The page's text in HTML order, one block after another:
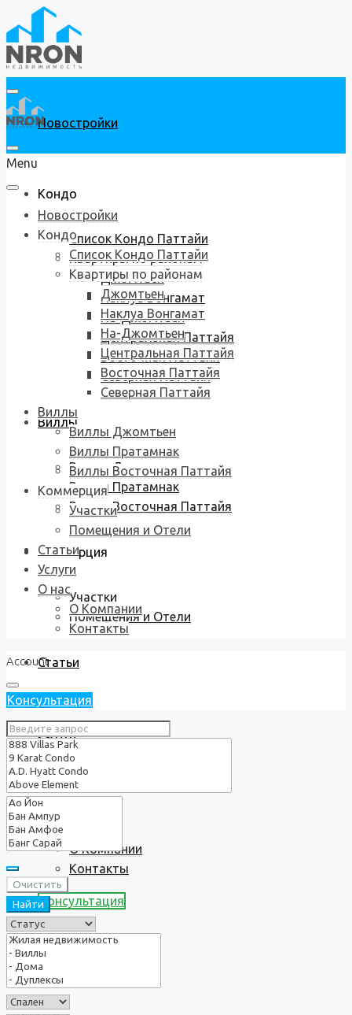
Новостройки
Кондо
Список Кондо Паттайи
Квартиры по районам
Джомтьен
Наклуа Вонгамат
На-Джомтьен
Центральная Паттайя
Восточная Паттайя
Северная Паттайя
Виллы
Виллы Джомтьен
Виллы Пратамнак
Виллы Восточная Паттайя
Коммерция
Участки
Помещения и Отели
Статьи
Услуги
О нас
О Компании
Контакты
Консультация
Menu
Новостройки
Кондо
Список Кондо Паттайи
Квартиры по районам
Джомтьен
Наклуа Вонгамат
На-Джомтьен
Центральная Паттайя
Восточная Паттайя
Северная Паттайя
Виллы
Виллы Джомтьен
Виллы Пратамнак
Виллы Восточная Паттайя
Коммерция
Участки
Помещения и Отели
Статьи
Услуги
О нас
О Компании
Контакты
Account
Консультация
Очистить
Найти